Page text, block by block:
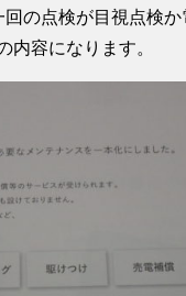
の点検が目視点検
内容になります。